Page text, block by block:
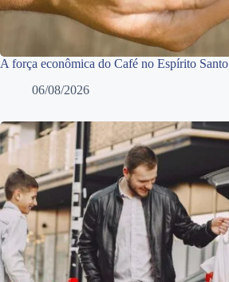
A força econômica do Café no Espírito Santo
06/08/2026